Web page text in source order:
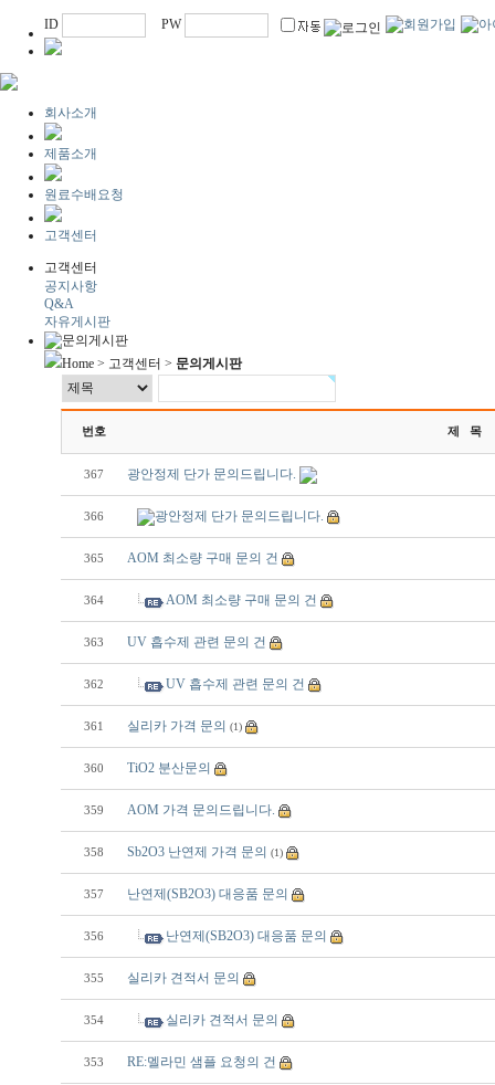
ID PW
회사소개
제품소개
원료수배요청
고객센터
고객센터
공지사항
Q&A
자유게시판
Home > 고객센터 > 문의게시판
번호 제 목
367 광안정제 단가 문의드립니다.
366 광안정제 단가 문의드립니다.
365 AOM 최소량 구매 문의 건
364 AOM 최소량 구매 문의 건
363 UV 흡수제 관련 문의 건
362 UV 흡수제 관련 문의 건
361 실리카 가격 문의 (1)
360 TiO2 분산문의
359 AOM 가격 문의드립니다.
358 Sb2O3 난연제 가격 문의 (1)
357 난연제(SB2O3) 대응품 문의
356 난연제(SB2O3) 대응품 문의
355 실리카 견적서 문의
354 실리카 견적서 문의
353 RE:멜라민 샘플 요청의 건